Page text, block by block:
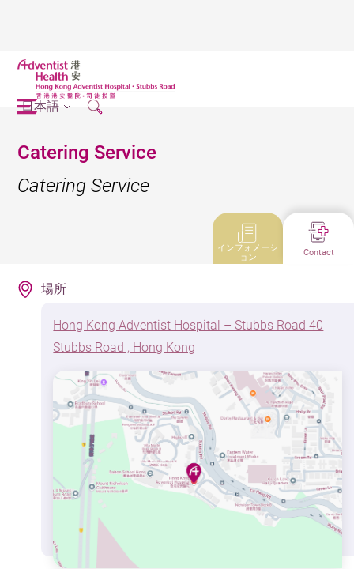
日本語
Catering Service
Catering Service
インフォメーシ
ョン
Contact
場所
Hong Kong Adventist Hospital – Stubbs Road 40
Stubbs Road , Hong Kong